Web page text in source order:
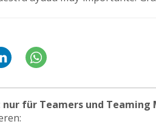
für Teamers und Teaming